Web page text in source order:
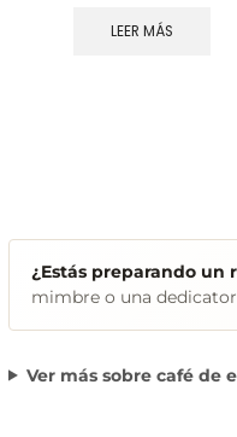
LEER MÁS
¿Estás preparando un
mimbre o una
Ver más sobre café de